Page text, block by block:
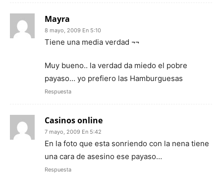
Mayra
8 mayo, 2009 En 5:10
Tiene una media verdad ¬¬
Muy bueno.. la verdad da miedo el pobre
payaso… yo prefiero las Hamburguesas
Respuesta
Casinos online
7 mayo, 2009 En 5:42
En la foto que esta sonriendo con la nena tiene
una cara de asesino ese payaso…
Respuesta